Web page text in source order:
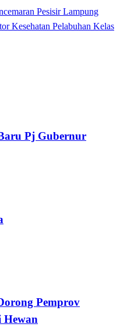
Pesisir Lampung
Kesehatan Pelabuhan Kelas
Pj Gubernur
Pemprov
Hewan